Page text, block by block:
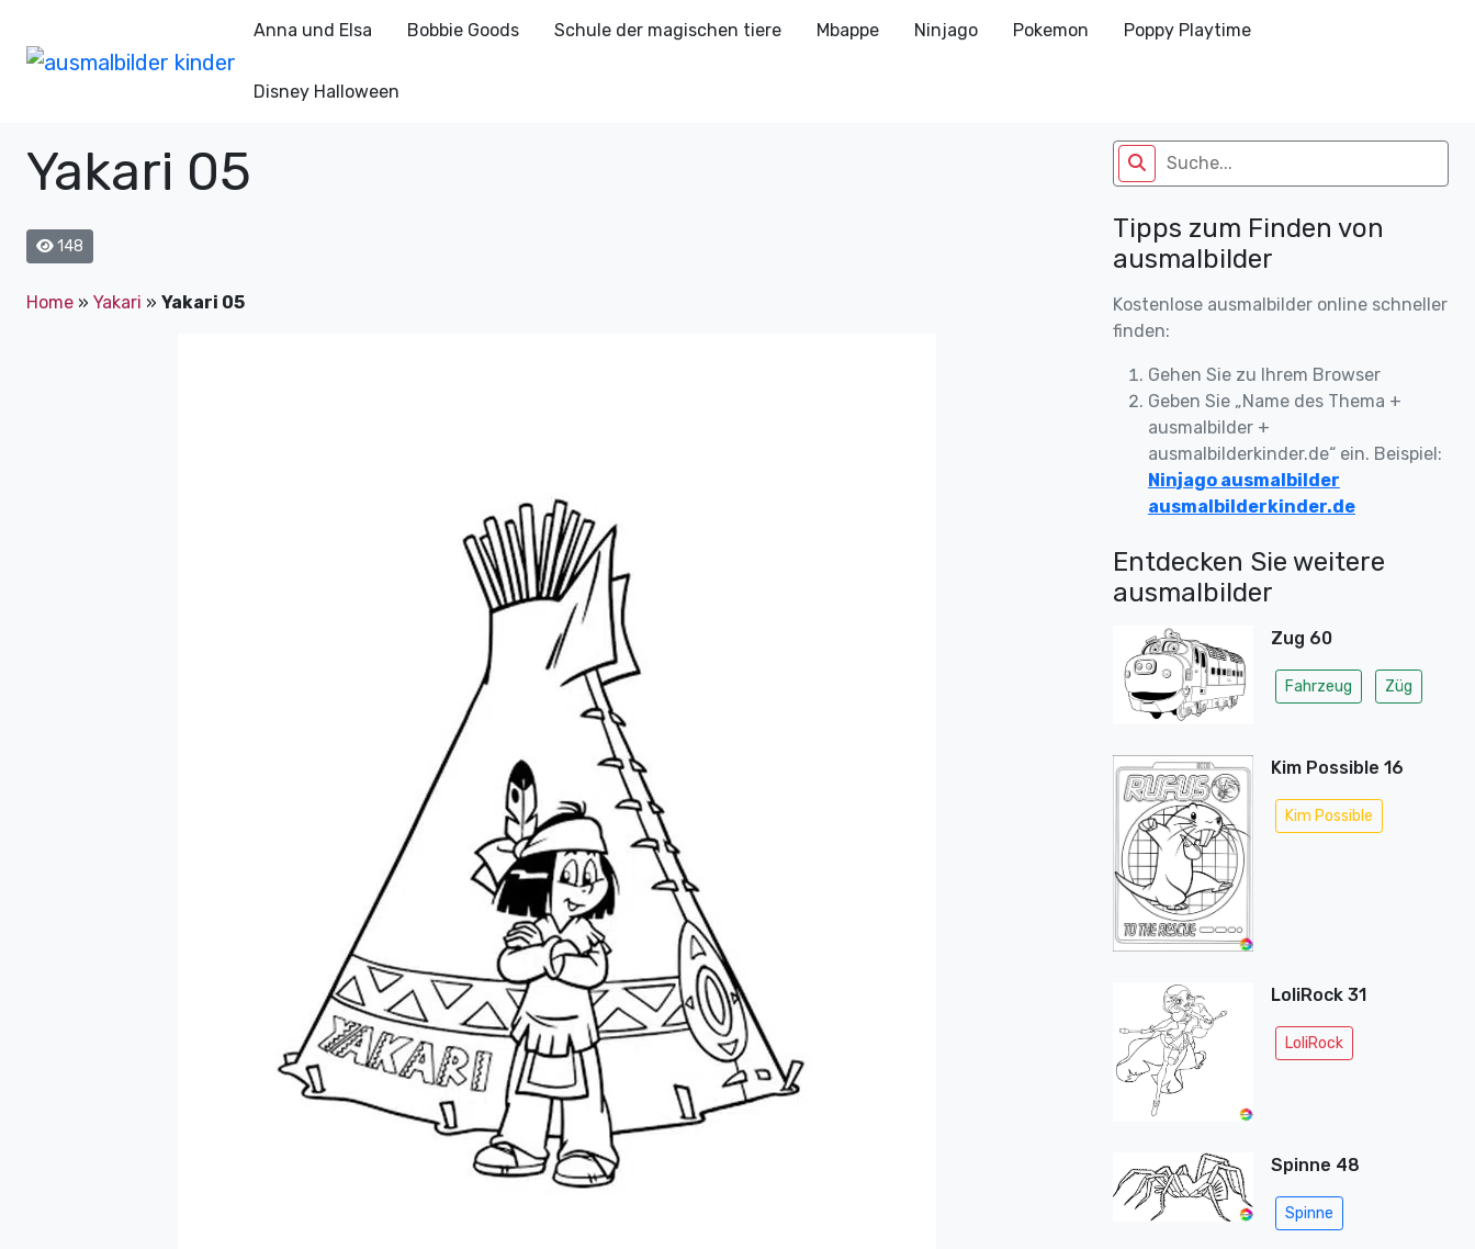
Anna und Elsa Bobbie Goods Schule der magischen tiere Mbappe Ninjago Pokemon Poppy Playtime
Disney Halloween
Yakari 05
148
Home » Yakari » Yakari 05
Tipps zum Finden von
ausmalbilder
Kostenlose ausmalbilder online schneller
finden:
Gehen Sie zu Ihrem Browser
Geben Sie „Name des Thema +
ausmalbilder +
ausmalbilderkinder.de“ ein. Beispiel:
Ninjago ausmalbilder
ausmalbilderkinder.de
Entdecken Sie weitere
ausmalbilder
Zug 60
Fahrzeug Züg
Kim Possible 16
Kim Possible
LoliRock 31
LoliRock
Spinne 48
Spinne